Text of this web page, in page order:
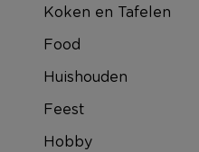
Koken en Tafelen
Food
Huishouden
Feest
Hobby